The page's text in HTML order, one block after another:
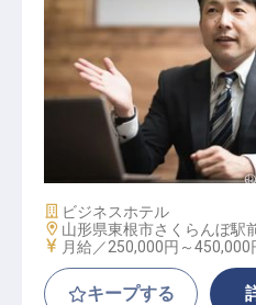
ホテル副支配人・マネ
施設業態
ビジネスホテル
勤務地
山形県東根市さくらんぼ駅
給与
月給／250,000円～450,000
キープする